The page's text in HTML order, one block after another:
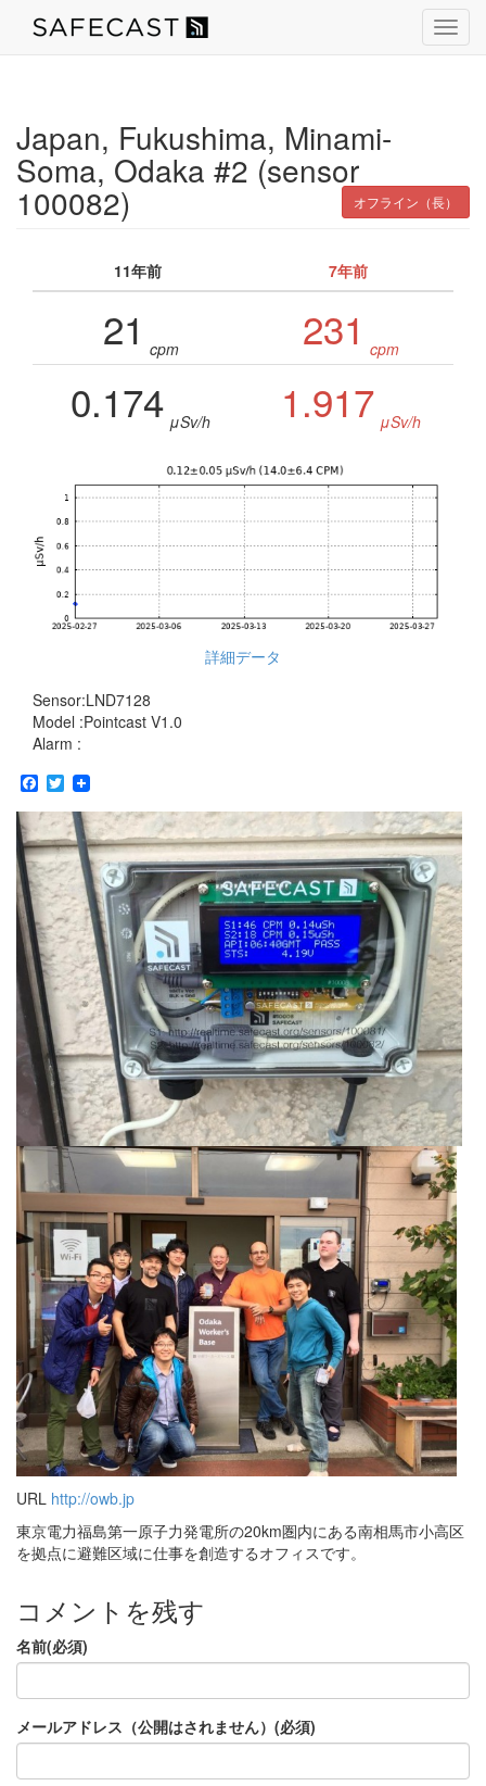
Japan, Fukushima, Minami-
Soma, Odaka #2 (sensor
100082) オフライン（長）
11年前 7年前
21 cpm 231 cpm
0.174 μSv/h 1.917 μSv/h
詳細データ
Sensor:LND7128
Model :Pointcast V1.0
Alarm :
Facebook
Twitter
URL http://owb.jp
東京電力福島第一原子力発電所の20km圏内にある南相馬市小高区
を拠点に避難区域に仕事を創造するオフィスです。
コメントを残す
名前(必須)
メールアドレス（公開はされません）(必須)